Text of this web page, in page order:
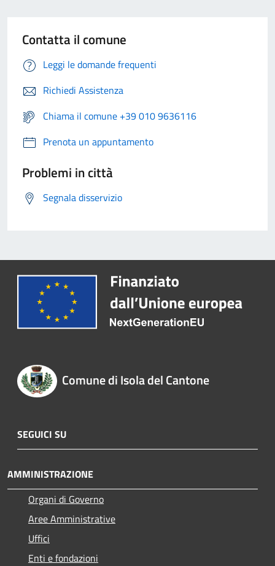
Contatta il comune
Leggi le domande frequenti
Richiedi Assistenza
Chiama il comune +39 010 9636116
Prenota un appuntamento
Problemi in città
Segnala disservizio
Comune di Isola del Cantone
SEGUICI SU
AMMINISTRAZIONE
Organi di Governo
Aree Amministrative
Uffici
Enti e fondazioni